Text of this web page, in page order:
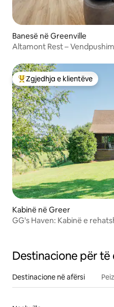
Banesë në Greenville
Altamont Rest –
Më të mirat e zgjedhjeve të
Zgjedhja e klientëve
Kabinë në Greer
GG's Haven: Kabinë e
Destinacione për të
Destinacione në afërsi